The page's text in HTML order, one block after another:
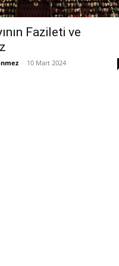
Fazileti ve
- 10 Mart 2024